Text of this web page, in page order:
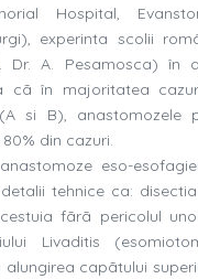
Hospital,
experinta scolii
Dr. A. Pesamosca) în
cã în majoritatea
si B), anastomozele
din cazuri.
eso-
tehnice ca:
fãrã pericolul
Livaditis
capãtului